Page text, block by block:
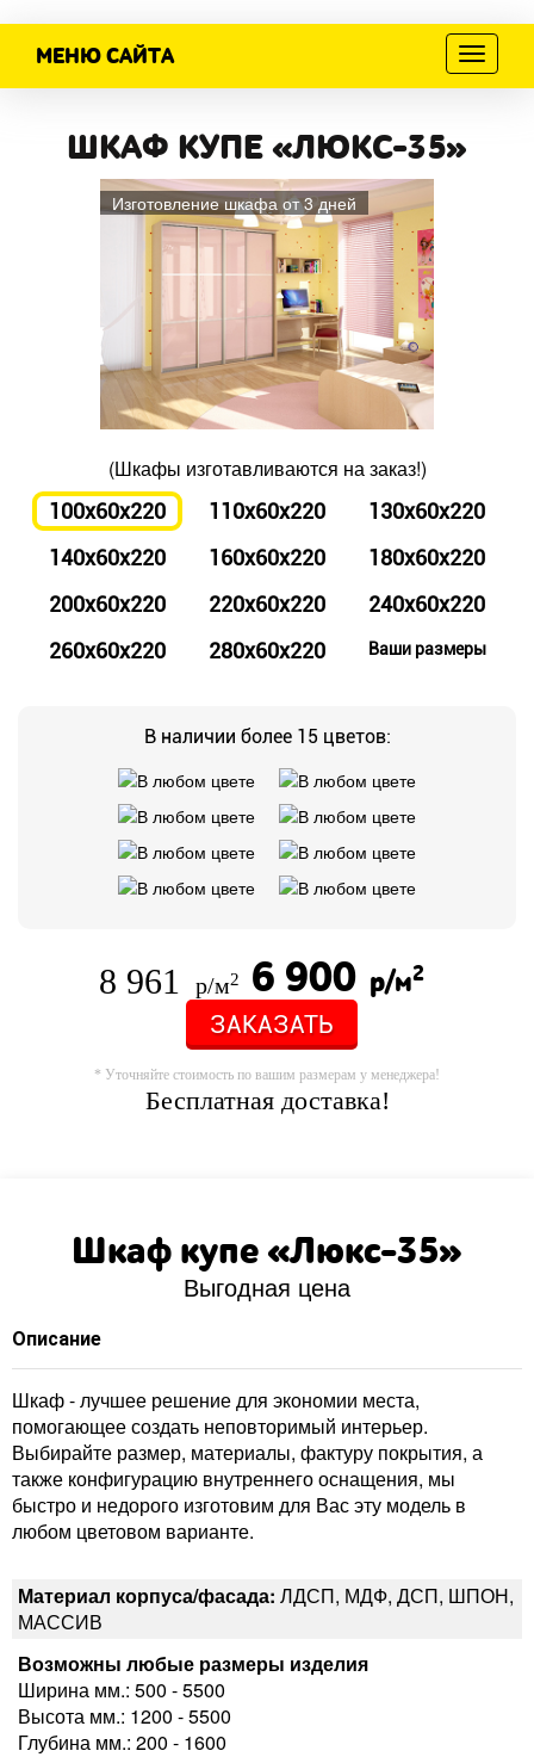
Меню
МЕНЮ САЙТА
ШКАФ КУПЕ «ЛЮКС-35»
Изготовление шкафа от 3 дней
(Шкафы изготавливаются на заказ!)
100x60x220 110x60x220
130x60x220
140x60x220
160x60x220
180x60x220
200x60x220
220x60x220
240x60x220
260x60x220
280x60x220 Ваши размеры
В наличии более 15 цветов:
8 961 р/м2 6 900 р/м2
ЗАКАЗАТЬ
* Уточняйте стоимость по вашим размерам у менеджера!
Бесплатная доставка!
Шкаф купе «Люкс-35»
Выгодная цена
Описание
Шкаф - лучшее решение для экономии места,
помогающее создать неповторимый интерьер.
Выбирайте размер, материалы, фактуру покрытия, а
также конфигурацию внутреннего оснащения, мы
быстро и недорого изготовим для Вас эту модель в
любом цветовом варианте.
Материал корпуса/фасада: ЛДСП, МДФ, ДСП, ШПОН,
МАССИВ
Возможны любые размеры изделия
Ширина мм.: 500 - 5500
Высота мм.: 1200 - 5500
Глубина мм.: 200 - 1600